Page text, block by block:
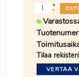
-
+
Tilaa
VERTAA